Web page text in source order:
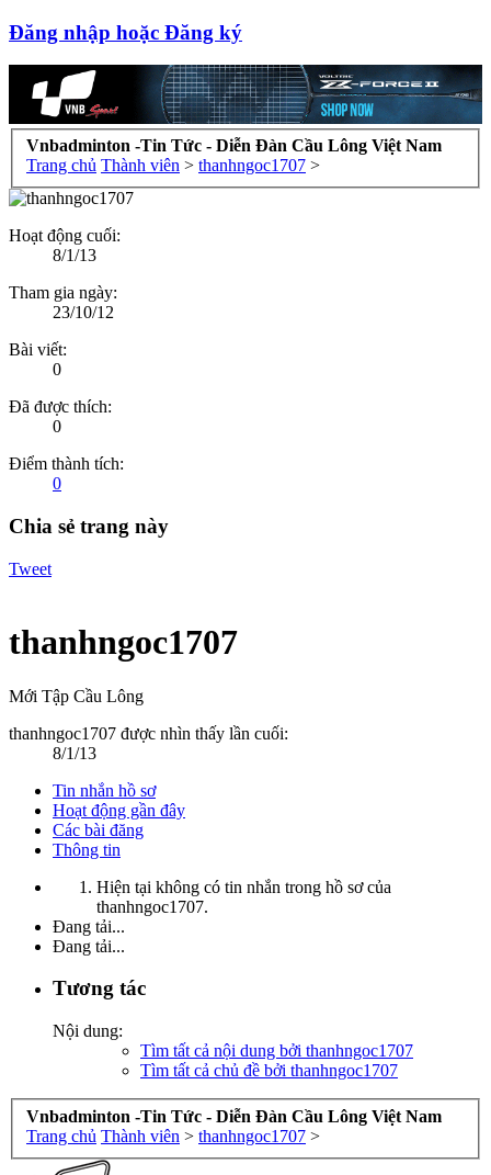
Đăng nhập hoặc Đăng ký
Vnbadminton -Tin Tức - Diễn Đàn Cầu Lông Việt Nam
Trang chủ Thành viên > thanhngoc1707 >
Hoạt động cuối:
8/1/13
Tham gia ngày:
23/10/12
Bài viết:
0
Đã được thích:
0
Điểm thành tích:
0
Chia sẻ trang này
Tweet
thanhngoc1707
Mới Tập Cầu Lông
thanhngoc1707 được nhìn thấy lần cuối:
8/1/13
Tin nhắn hồ sơ
Hoạt động gần đây
Các bài đăng
Thông tin
Hiện tại không có tin nhắn trong hồ sơ của
thanhngoc1707.
Đang tải...
Đang tải...
Tương tác
Nội dung:
Tìm tất cả nội dung bởi thanhngoc1707
Tìm tất cả chủ đề bởi thanhngoc1707
Vnbadminton -Tin Tức - Diễn Đàn Cầu Lông Việt Nam
Trang chủ Thành viên > thanhngoc1707 >